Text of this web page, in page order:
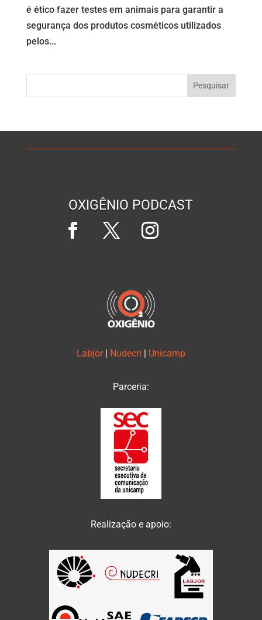
é ético fazer testes em animais para garantir a
segurança dos produtos cosméticos utilizados
pelos...
OXIGÊNIO PODCAST
Labjor | Nudecri | Unicamp
Parceria:
Realização e apoio: